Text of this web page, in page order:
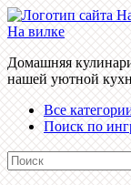
На вилке
Домашняя
нашей уютной
Все
Поиск по